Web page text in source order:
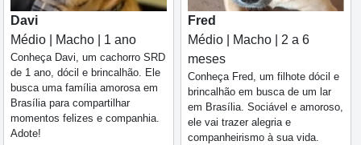
Davi
Médio | Macho | 1 ano
Conheça Davi, um cachorro SRD
de 1 ano, dócil e brincalhão. Ele
busca uma família amorosa em
Brasília para compartilhar
momentos felizes e companhia.
Adote!
Fred
Médio | Macho | 2 a 6
meses
Conheça Fred, um filhote dócil e
brincalhão em busca de um lar
em Brasília. Sociável e amoroso,
ele vai trazer alegria e
companheirismo à sua vida.